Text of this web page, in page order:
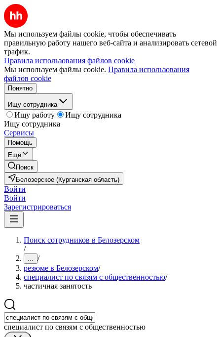
Мы используем файлы cookie, чтобы обеспечивать
правильную работу нашего веб-сайта и анализировать сетевой
трафик.
Правила использования файлов cookie
Мы используем файлы cookie. Правила использования
файлов cookie
Понятно
Ищу сотрудника
Ищу работу
Ищу сотрудника
Ищу сотрудника
Сервисы
Помощь
Ещё
Поиск
Белозерское (Курганская область)
Войти
Войти
Зарегистрироваться
Поиск сотрудников в Белозерском
/
... /
резюме в Белозерском/
специалист по связям с общественностью/
частичная занятость
специалист по связям с общественностью